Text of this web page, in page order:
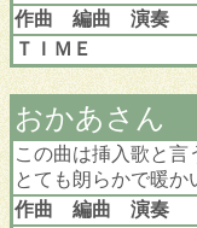
作曲 編曲 演奏
ＴＩＭＥ
おかあさん
この曲は挿入歌と言
とても朗らかで暖か
作曲 編曲 演奏